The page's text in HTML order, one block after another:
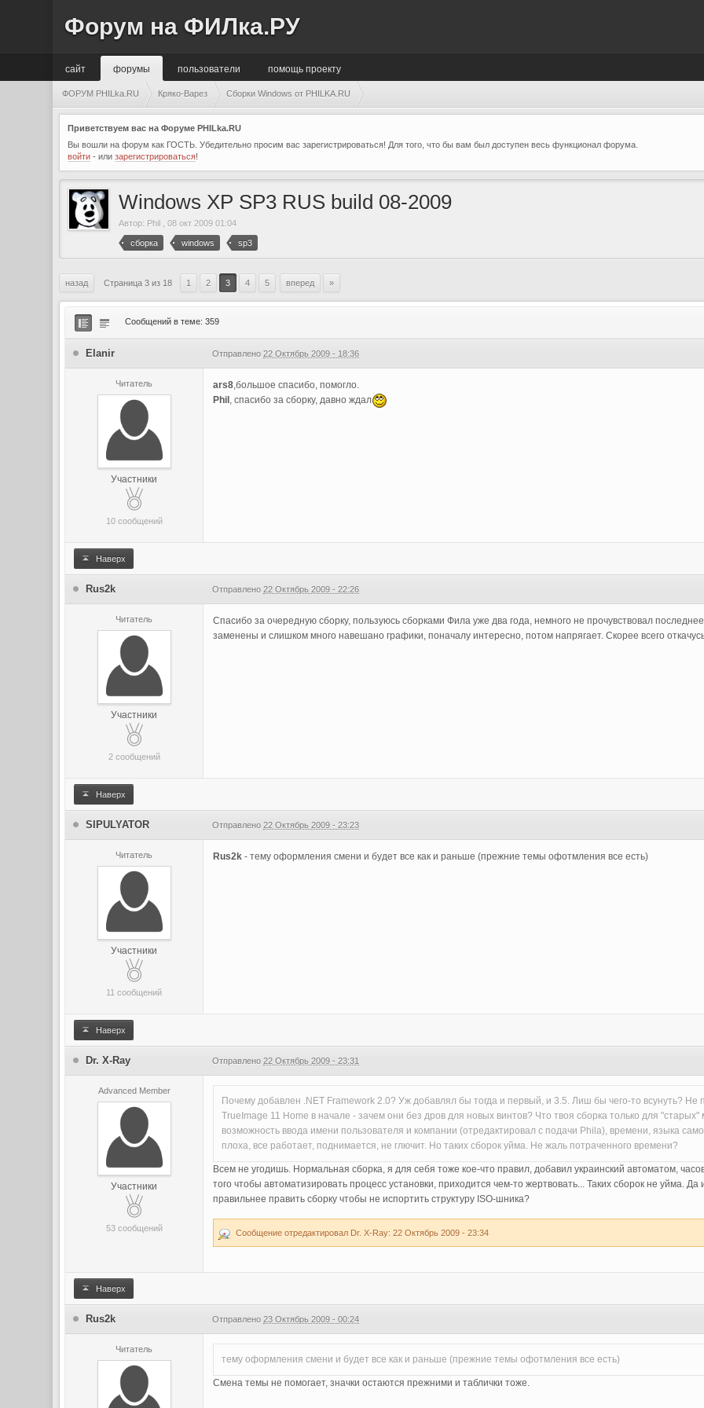
Форум на ФИЛка.РУ
сайт помощь проекту
форумы пользователи
ФОРУМ PHILka.RU Кряко-Варез Сборки Windows от PHILKA.RU
Приветствуем вас на Форуме PHILka.RU
Вы вошли на форум как ГОСТЬ. Убедительно просим вас зарегистрироваться! Для того, что бы вам был доступен весь функционал форума.
войти - илизарегистрироваться!
Windows XP SP3 RUS build 08-2009
Автор: Phil ,08 окт 2009 01:04
сборка windows sp3
назад Страница 3 из 18 1 2 3 4 5 вперед »
Сообщений в теме: 359
Elanir Отправлено22 Октябрь 2009 - 18:36
Читатель
Участники
10 сообщений
ars8,большое спасибо, помогло.
Phil , спасибо за сборку, давно ждал
Наверх
Rus2k Отправлено22 Октябрь 2009 - 22:26
Читатель
Участники
2 сообщений
Спасибо за очередную сборку, пользуюсь сборками Фила уже два года, немного не прочувствовал
заменены и слишком много навешано графики, поначалу интересно, потом напрягает. Скорее всего
Наверх
SIPULYATOR Отправлено22 Октябрь 2009 - 23:23
Читатель
Участники
11 сообщений
Rus2k - тему оформления смени и будет все как и раньше (прежние темы офотмления все есть)
Наверх
Dr. X-Ray Отправлено22 Октябрь 2009 - 23:31
Advanced Member
Участники
53 сообщений
Почему добавлен .NET Framework 2.0? Уж добавлял бы тогда и первый, и 3.5. Лиш бы чего-то всунуть?
TrueImage 11 Home в начале - зачем они без дров для новых винтов? Что твоя сборка только для
возможность ввода имени пользователя и компании (отредактировал с подачи Phila), времени, языка
плоха, все работает, поднимается, не глючит. Но таких сборок уйма. Не жаль потраченного времени?
Всем не угодишь. Нормальная сборка, я для себя тоже кое-что правил, добавил украинский автоматом,
того чтобы автоматизировать процесс установки, приходится чем-то жертвовать... Таких сборок не уйма. Да
правильнее править сборку чтобы не испортить структуру ISO-шника?
Сообщение отредактировал Dr. X-Ray: 22 Октябрь 2009 - 23:34
Наверх
Rus2k Отправлено23 Октябрь 2009 - 00:24
Читатель
тему оформления смени и будет все как и раньше (прежние темы офотмления все есть)
Смена темы не помогает, значки остаются прежними и таблички тоже.